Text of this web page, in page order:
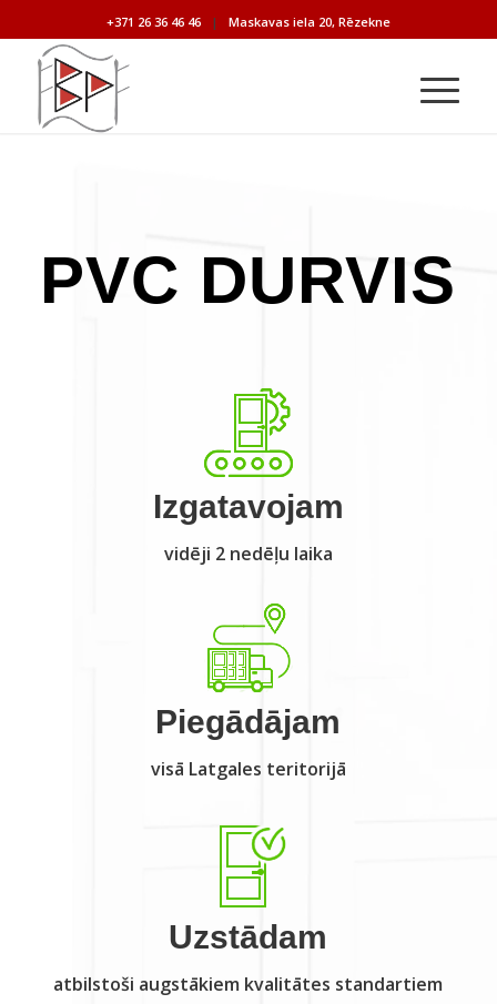
+371 26 36 46 46| Maskavas iela 20, Rēzekne
PVC DURVIS
Izgatavojam
vidēji 2 nedēļu laika
Piegādājam
visā Latgales teritorijā
Uzstādam
atbilstoši augstākiem kvalitātes standartiem